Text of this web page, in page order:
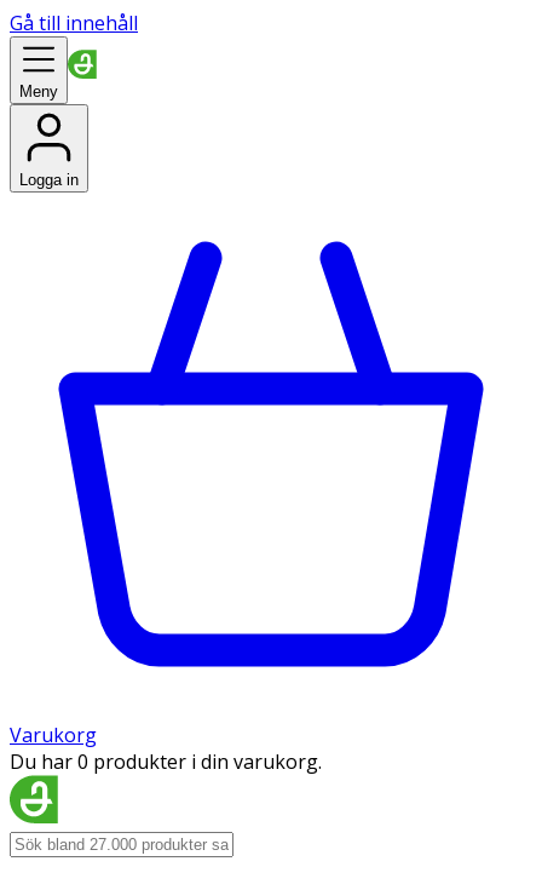
Gå till innehåll
Meny
Logga in
Varukorg
Du har 0 produkter i din varukorg.